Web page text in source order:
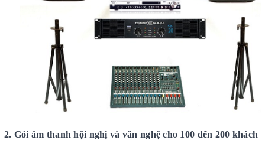
2. Gói âm thanh hội nghị và văn nghệ cho 100 đến 200 khách